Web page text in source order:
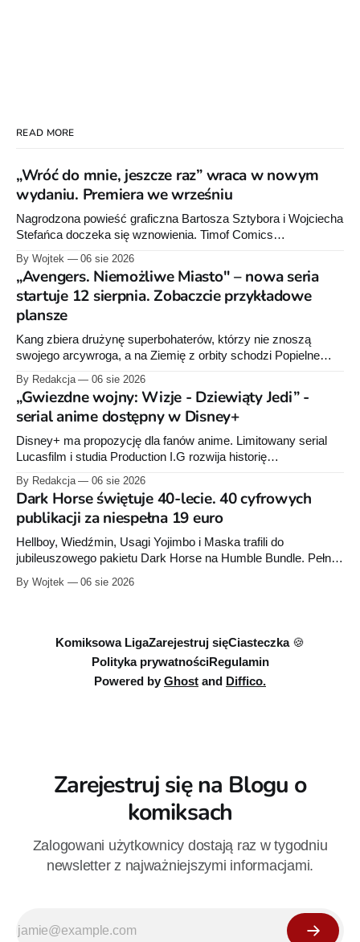
READ MORE
„Wróć do mnie, jeszcze raz” wraca w nowym
wydaniu. Premiera we wrześniu
Nagrodzona powieść graficzna Bartosza Sztybora i Wojciecha
Stefańca doczeka się wznowienia. Timof Comics
raz”, którego pierwsze wydanie ukazało się w 2015 roku.
By Wojtek 06 sie 2026
„Avengers. Niemożliwe Miasto" – nowa seria
startuje 12 sierpnia. Zobaczcie przykładowe
plansze
Kang zbiera drużynę superbohaterów, którzy nie znoszą
swojego arcywroga, a na Ziemię z orbity schodzi Popielne
serii Avengers autorstwa Jeda MacKaya trafia do sklepów 12
sierpnia. Rzućcie okiem na przykładowe plansze.
By Redakcja 06 sie 2026
„Gwiezdne wojny: Wizje - Dziewiąty Jedi” -
serial anime dostępny w Disney+
Disney+ ma propozycję dla fanów anime. Limitowany serial
Lucasfilm i studia Production I.G rozwija historię
oraz „Dziewiąty Jedi: Dziecko nadziei" z serii „Gwiezdne
wojny: Wizje”. Wszystkie osiem odcinków jest już dostępnych
w Disney+.
By Redakcja 06 sie 2026
Dark Horse świętuje 40-lecie. 40 cyfrowych
publikacji za niespełna 19 euro
Hellboy, Wiedźmin, Usagi Yojimbo i Maska trafili do
jubileuszowego pakietu Dark Horse na Humble Bundle. Pełny
euro. Oferta kończy się 13 sierpnia.
By Wojtek 06 sie 2026
Komiksowa LigaZarejestruj sięCiasteczka 🍪
Polityka prywatnościRegulamin
Powered by Ghost and Diffico.
Zarejestruj się na Blogu o
komiksach
Zalogowani użytkownicy dostają raz w tygodniu
newsletter z najważniejszymi informacjami.